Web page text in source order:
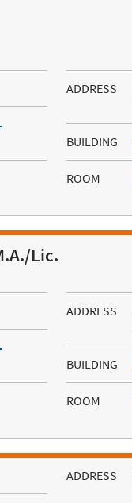
ADDRESS
BUILDING
ROOM
Lic.
ADDRESS
BUILDING
ROOM
ADDRESS